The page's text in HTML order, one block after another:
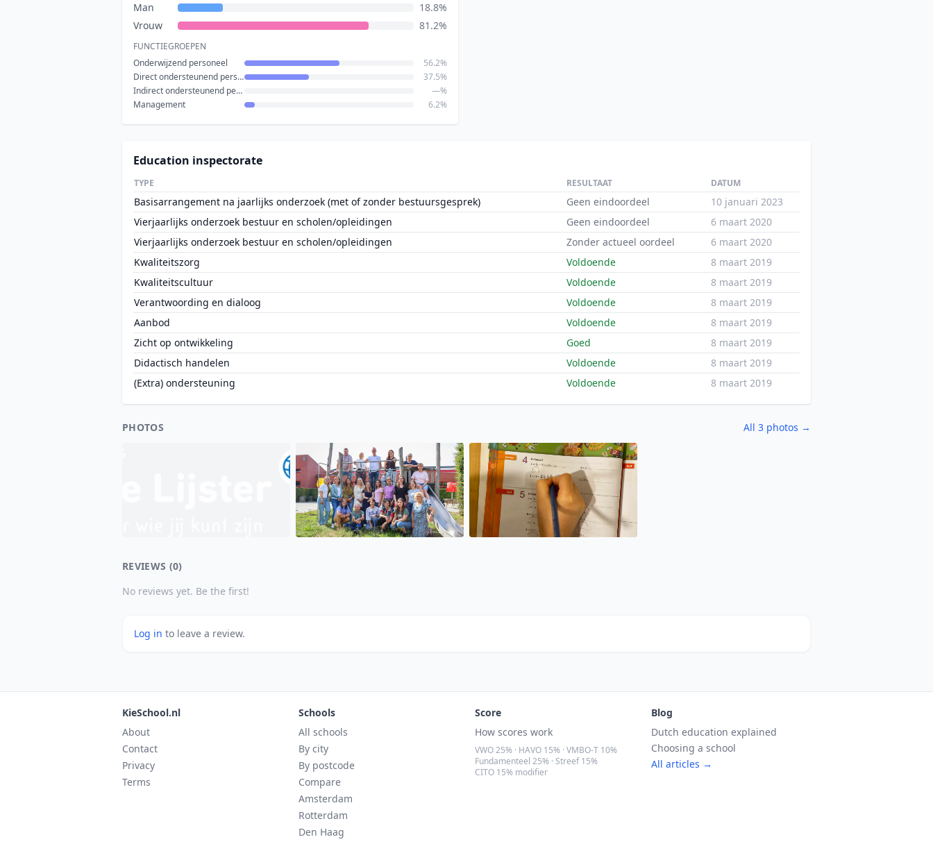
Man
18.8%
Vrouw
81.2%
FUNCTIEGROEPEN
Onderwijzend personeel
56.2%
Direct ondersteunend personeel
37.5%
Indirect ondersteunend personeel
—%
Management
6.2%
Education inspectorate
TYPE RESULTAAT DATUM
Basisarrangement na jaarlijks onderzoek (met of zonder bestuursgesprek) Geen eindoordeel
10 januari 2023
Vierjaarlijks onderzoek bestuur en scholen/opleidingen
Geen eindoordeel
6 maart 2020
Vierjaarlijks onderzoek bestuur en scholen/opleidingen
Zonder actueel oordeel
6 maart 2020
Kwaliteitszorg
Voldoende
8 maart 2019
Kwaliteitscultuur
Voldoende
8 maart 2019
Verantwoording en dialoog
Voldoende
8 maart 2019
Aanbod
Voldoende
8 maart 2019
Zicht op ontwikkeling
Goed
8 maart 2019
Didactisch handelen
Voldoende
8 maart 2019
(Extra) ondersteuning
Voldoende 8 maart 2019
PHOTOS All 3 photos →
REVIEWS (0)
No reviews yet. Be the first!
Log in to leave a review.
KieSchool.nl
About
Contact
Privacy
Terms
Schools
All schools
By city
By postcode
Compare
Amsterdam
Rotterdam
Den Haag
Score
How scores work
VWO 25% · HAVO 15% · VMBO-T 10%
Fundamenteel 25% · Streef 15%
CITO 15% modifier
Blog
Dutch education explained
Choosing a school
All articles →